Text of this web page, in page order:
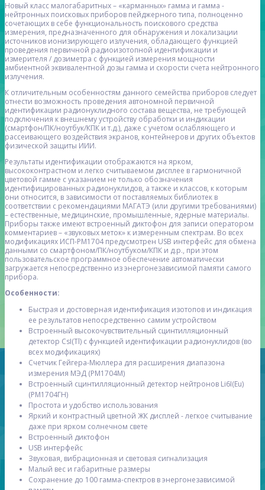
Новый класс малогабаритных – «карманных» гамма и гамма -
нейтронных поисковых приборов пейджерного типа, полноценно
сочетающих в себе функциональность поискового средства
измерения, предназначенного для обнаружения и локализации
источников ионизирующего излучения, обладающего функцией
проведения первичной радиоизотопной идентификации и
измерителя / дозиметра с функцией измерения мощности
амбиентной эквивалентной дозы гамма и скорости счета нейтронного
излучения.
К отличительным особенностям данного семейства приборов следует
отнести возможность проведения автономной первичной
идентификации радионуклидного состава вещества, не требующей
подключения к внешнему устройству обработки и индикации
(смартфон/ПК/ноутбук/КПК и т.д.), даже с учетом ослабляющего и
рассеивающего воздействия экранов, контейнеров и других объектов
физической защиты ИИИ.
Результаты идентификации отображаются на ярком,
высококонтрастном и легко считываемом дисплее в гармоничной
цветовой гамме с указанием не только обозначения
идентифицированных радионуклидов, а также и классов, к которым
они относится, в зависимости от поставляемых библиотек в
соответствии с рекомендациями МАГАТЭ (или другими требованиями)
– естественные, медицинские, промышленные, ядерные материалы.
Приборы также имеют встроенный диктофон для записи оператором
комментариев – «звуковых меток» к измеренным спектрам. Во всех
модификациях ИСП-РМ1704 предусмотрен USB интерфейс для обмена
данными со смартфоном/ПК/ноутбуком/КПК и д.р., при этом
пользовательское программное обеспечение автоматически
загружается непосредственно из энергонезависимой памяти самого
прибора.
Особенности:
Быстрая и достоверная идентификация изотопов и индикация
ее результатов непосредственно самим устройством
Встроенный высокочувствительный сцинтилляционный
детектор CsI(Tl) с функцией идентификации радионуклидов (во
всех модификациях)
Счетчик Гейгера-Мюллера для расширения диапазона
измерения МЭД (РМ1704М)
Встроенный сцинтилляционный детектор нейтронов Li6I(Eu)
(РМ1704ГН)
Простота и удобство использования
Яркий и контрастный цветной ЖК дисплей - легкое считывание
даже при ярком солнечном свете
Встроенный диктофон
USB интерфейс
Звуковая, вибрационная и световая сигнализация
Малый вес и габаритные размеры
Сохранение до 100 гамма-спектров в энергонезависимой